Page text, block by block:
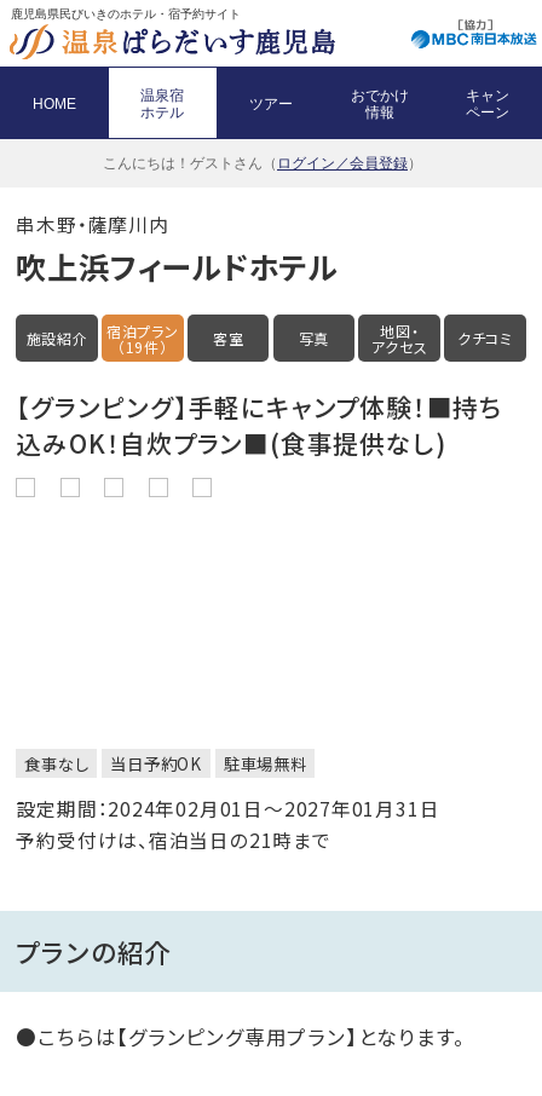
鹿児島県民びいきのホテル・宿予約サイト
HOME
温泉宿
ホテル
ツアー
おでかけ
情報
キャン
ペーン
こんにちは！ ゲストさん（ ログイン／会員登録）
串木野・薩摩川内
吹上浜フィールドホテル
施設紹介 宿泊プラン
（19件） 客室 写真 地図・
アクセス クチコミ
【グランピング】手軽にキャンプ体験！■持ち
込みOK！自炊プラン■(食事提供なし)
食事なし 当日予約OK 駐車場無料
設定期間：2024年02月01日～2027年01月31日
予約受付けは、宿泊当日の21時まで
プランの紹介
●こちらは【グランピング専用プラン】となります。